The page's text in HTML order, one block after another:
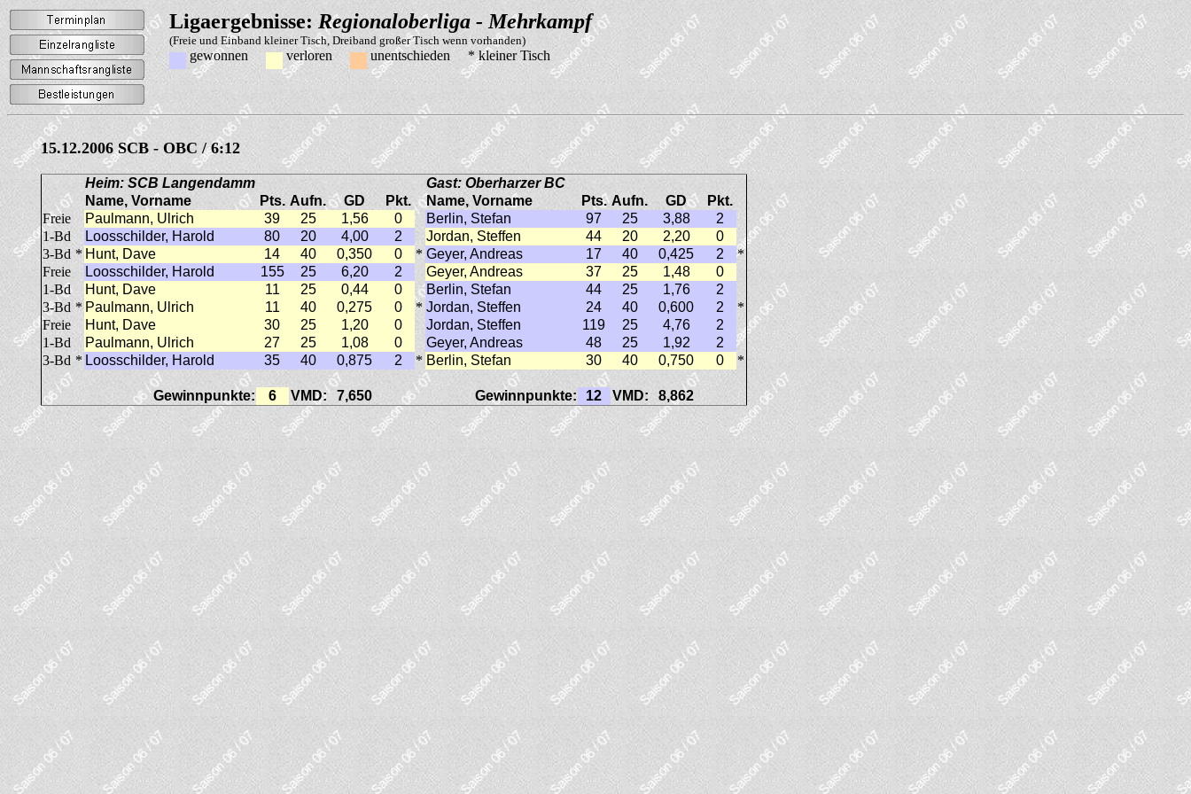
Ligaergebnisse: Regionaloberliga - Mehrkampf
(Freie und Einband kleiner Tisch, Dreiband großer Tisch wenn vorhanden)
gewonnen verloren unentschieden * kleiner Tisch
15.12.2006 SCB - OBC / 6:12
Heim: SCB Langendamm
Gast: Oberharzer BC
Name, Vorname
Pts. Aufn. GD Pkt. Name, Vorname Pts. Aufn. GD
Pkt.
Freie
Paulmann, Ulrich 39 25 1,56 0 Berlin, Stefan 97 25 3,88
2
1-Bd
Loosschilder, Harold 80 20 4,00 2 Jordan, Steffen 44 20 2,20
0
3-Bd * Hunt, Dave 14 40 0,350 0 * Geyer, Andreas 17 40 0,425 2
*
Freie
Loosschilder, Harold 155 25 6,20 2 Geyer, Andreas 37 25 1,48
0
1-Bd
Hunt, Dave 11 25 0,44 0 Berlin, Stefan 44 25 1,76
2
3-Bd * Paulmann, Ulrich 11 40 0,275 0 * Jordan, Steffen 24 40 0,600 2
*
Freie
Hunt, Dave 30 25 1,20 0 Jordan, Steffen 119 25 4,76
2
1-Bd
Paulmann, Ulrich 27 25 1,08 0 Geyer, Andreas 48 25 1,92
2
3-Bd * Loosschilder, Harold 35 40 0,875 2 * Berlin, Stefan 30 40 0,750 0 *
Gewinnpunkte: 6 VMD: 7,650 Gewinnpunkte: 12 VMD: 8,862